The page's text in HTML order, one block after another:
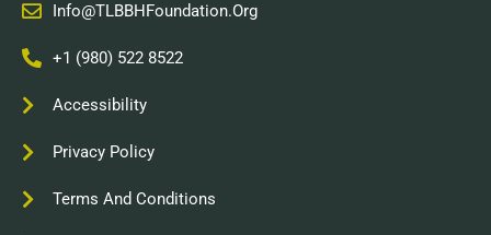
Info@TLBBHFoundation.org
+1 (980) 522 8522
Accessibility
Privacy Policy
Terms And Conditions